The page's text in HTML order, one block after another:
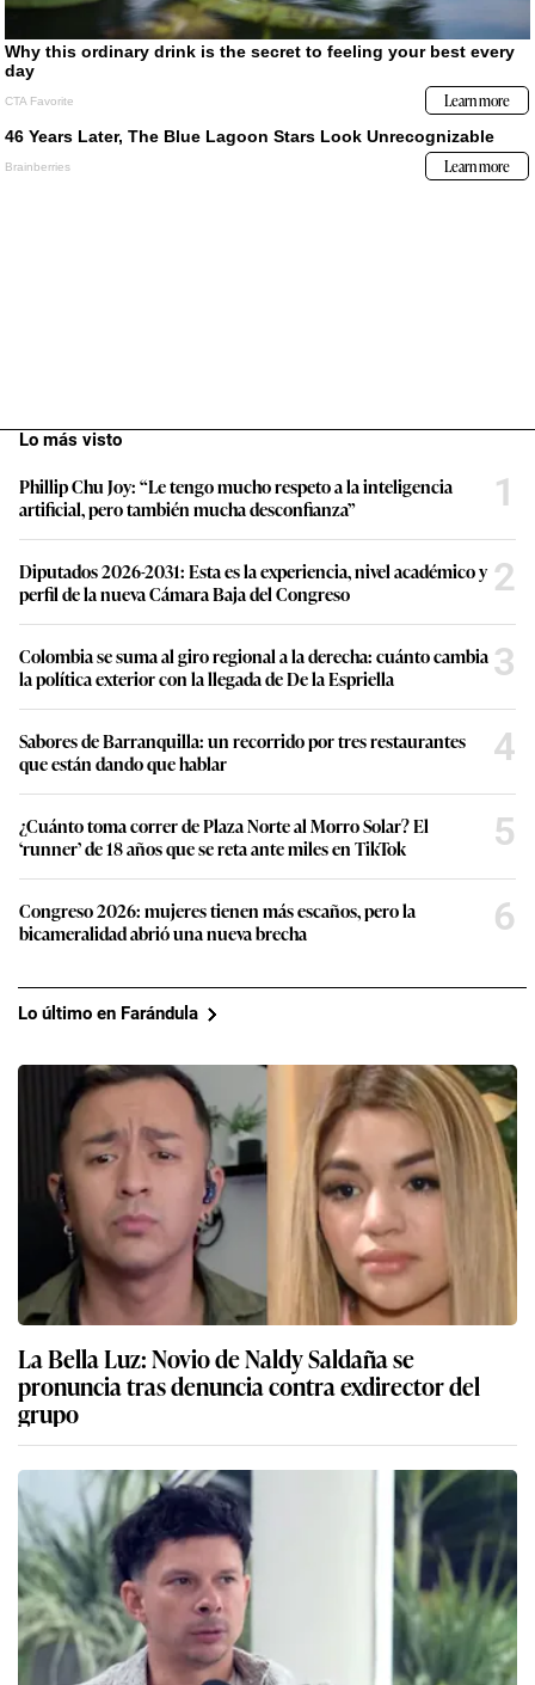
Lo más visto
Phillip Chu Joy: “Le tengo mucho respeto a la inteligencia
artificial, pero también mucha desconfianza”
1
Diputados 2026-2031: Esta es la experiencia, nivel académico y
perfil de la nueva Cámara Baja del Congreso
2
Colombia se suma al giro regional a la derecha: cuánto cambia
la política exterior con la llegada de De la Espriella
3
Sabores de Barranquilla: un recorrido por tres restaurantes
que están dando que hablar
4
¿Cuánto toma correr de Plaza Norte al Morro Solar? El
‘runner’ de 18 años que se reta ante miles en TikTok
5
Congreso 2026: mujeres tienen más escaños, pero la
bicameralidad abrió una nueva brecha
6
Lo último en Farándula
La Bella Luz: Novio de Naldy Saldaña se
pronuncia tras denuncia contra exdirector del
grupo